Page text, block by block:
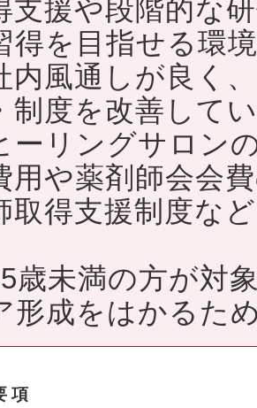
支援や段階的な
得を目指せる環
内風通しが良く
制度を改善して
ーリングサロン
用や薬剤師会会
取得支援制度な
歳未満の方が対
形成をはかるた
項